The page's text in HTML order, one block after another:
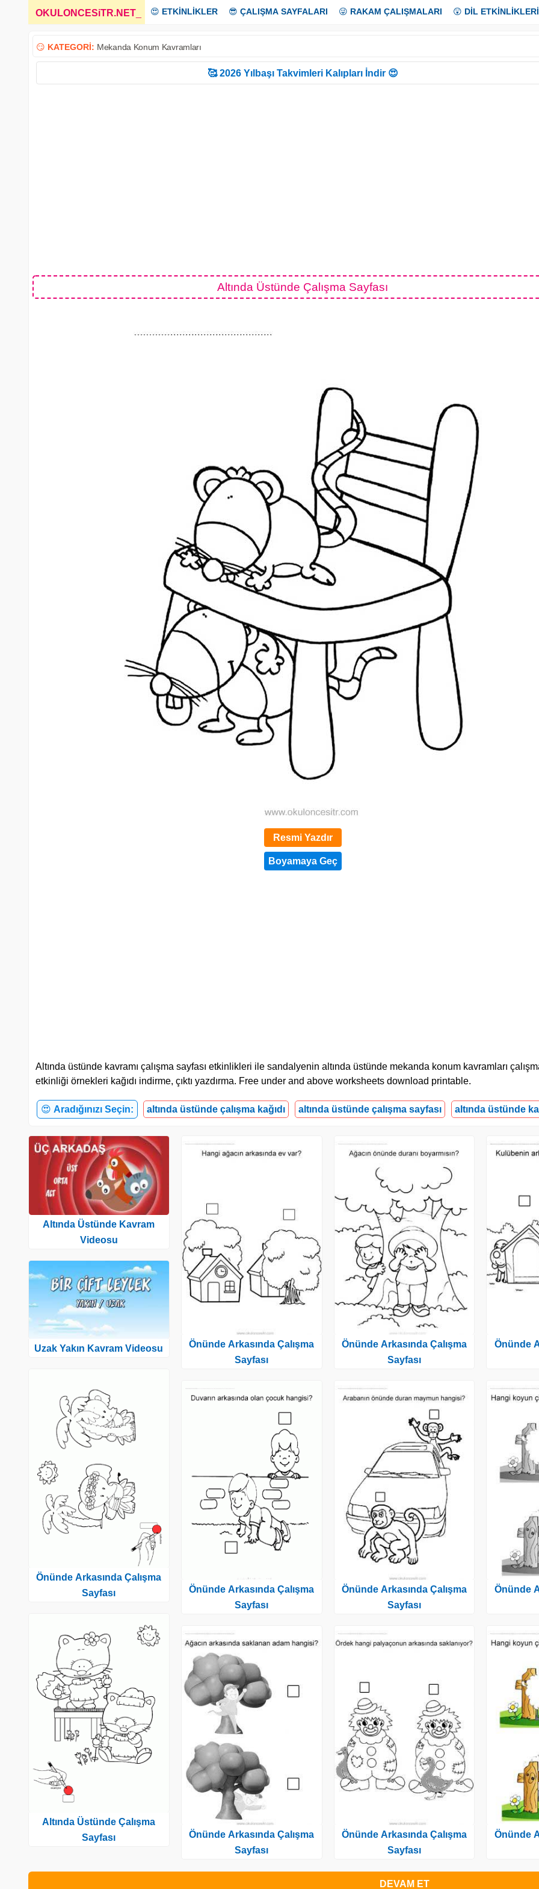
OKULONCESiTR.NET 😍 ETKİNLİKLER 😎 ÇALIŞMA SAYFALARI 😜 RAKAM ÇALIŞMALARI 😲 DİL ETKİNLİKLERİ
😏 KATEGORİ: Mekanda Konum Kavramları
🥰 2026 Yılbaşı Takvimleri Kalıpları İndir 😍
Altında Üstünde Çalışma Sayfası
Resmi Yazdır
Altında üstünde kavramı çalışma sayfası etkinlikleri ile sandalyenin altında üstünde mekanda konum kavramları
etkinliği örnekleri kağıdı indirme, çıktı yazdırma. Free under and above worksheets download printable.
😍 Aradığınızı Seçin: altında üstünde çalışma kağıdı altında üstünde çalışma sayfası altında üstünde
Altında Üstünde Kavram
Videosu
Uzak Yakın Kavram Videosu
Önünde Arkasında Çalışma
Sayfası
Altında Üstünde Çalışma
Sayfası
Önünde Arkasında Çalışma
Sayfası
Önünde Arkasında Çalışma
Sayfası
Önünde Arkasında Çalışma
Sayfası
Önünde Arkasında Çalışma
Sayfası
Önünde Arkasında Çalışma
Sayfası
Önünde Arkasında Çalışma
Sayfası
Önünde
Önünde
Önünde
DEVAM ET